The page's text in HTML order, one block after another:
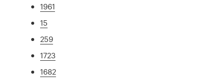
1961
15
259
1723
1682